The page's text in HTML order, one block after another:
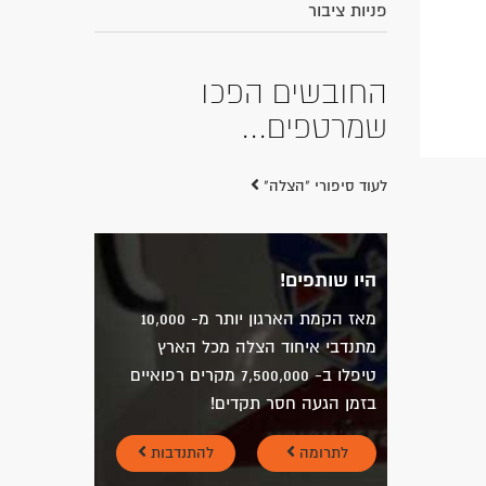
פניות ציבור
החובשים הפכו
שמרטפים...
לעוד סיפורי "הצלה"
היו שותפים!
מאז הקמת הארגון יותר מ- 10,000
מתנדבי איחוד הצלה מכל הארץ
טיפלו ב- 7,500,000 מקרים רפואיים
בזמן הגעה חסר תקדים!
לתרומה להתנדבות